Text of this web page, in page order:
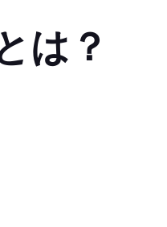
は？